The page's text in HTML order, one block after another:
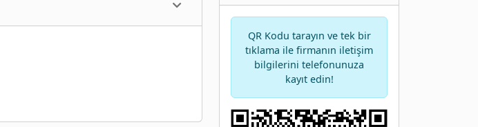
QR Kodu tarayın ve tek bir
tıklama ile firmanın iletişim
bilgilerini telefonunuza
kayıt edin!